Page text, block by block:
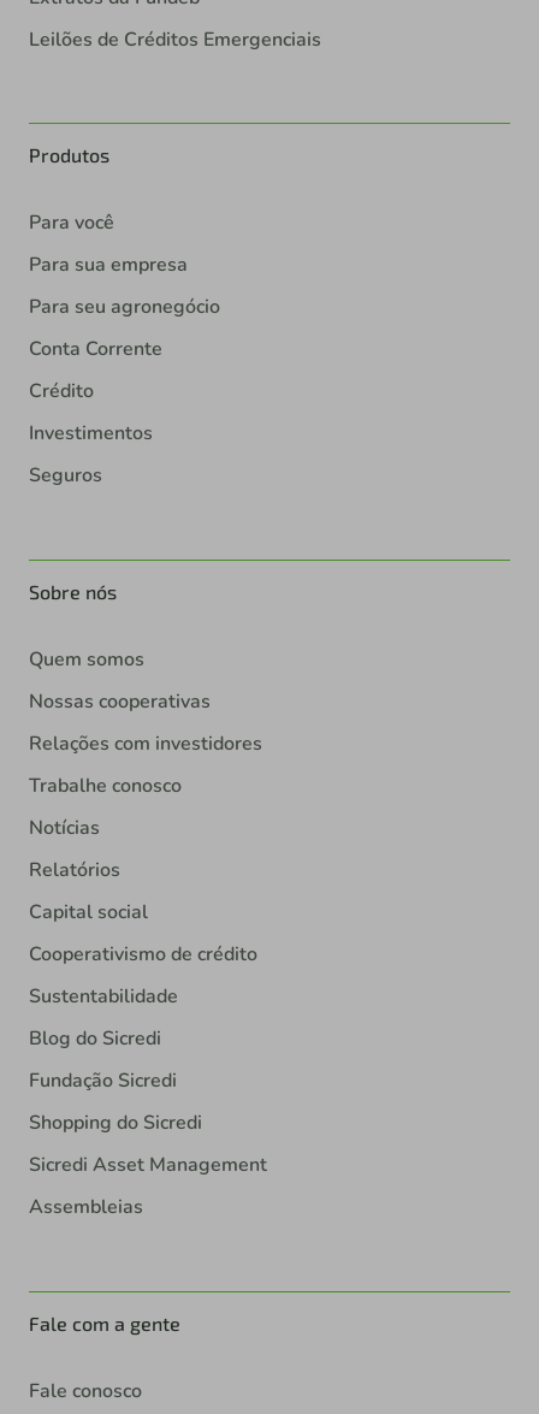
Leilões de Créditos Emergenciais
Produtos
Para você
Para sua empresa
Para seu agronegócio
Conta Corrente
Crédito
Investimentos
Seguros
Sobre nós
Quem somos
Nossas cooperativas
Relações com investidores
Trabalhe conosco
Notícias
Relatórios
Capital social
Cooperativismo de crédito
Sustentabilidade
Blog do Sicredi
Fundação Sicredi
Shopping do Sicredi
Sicredi Asset Management
Assembleias
Fale com a gente
Fale conosco